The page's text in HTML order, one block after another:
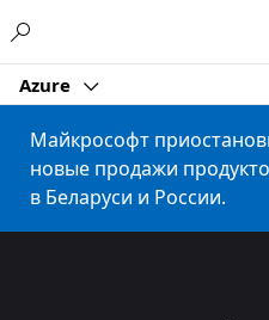
Azure
Майкрософт
новые продажи
в Беларуси и России.